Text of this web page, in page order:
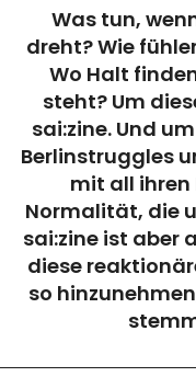
Was tun,
dreht? Wie
Wo Halt
steht? Um
sai:zine. Und
Berlinstruggles
mit all ihren
Normalität, die
sai:zine ist aber
diese
so